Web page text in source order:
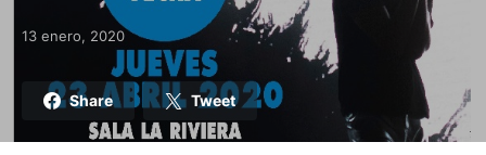
Posted on
13 enero, 2020
Share Tweet